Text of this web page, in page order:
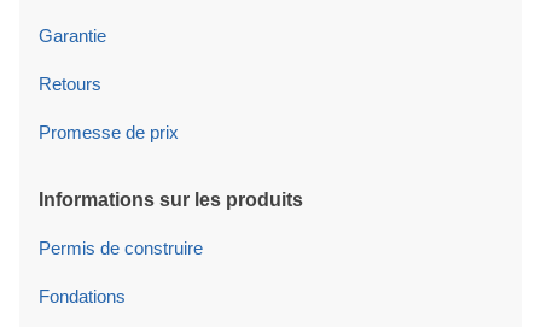
Garantie
Retours
Promesse de prix
Informations sur les produits
Permis de construire
Fondations